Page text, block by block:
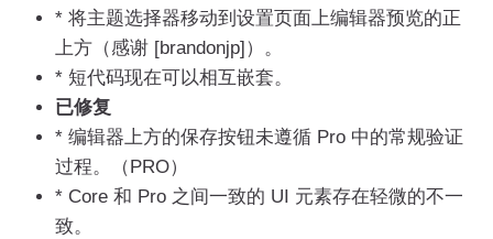
* 将主题选择器移动到设置页面上编辑器预览的正
上方（感谢 [brandonjp]）。
* 短代码现在可以相互嵌套。
已修复
* 编辑器上方的保存按钮未遵循 Pro 中的常规验证
过程。（PRO）
* Core 和 Pro 之间一致的 UI 元素存在轻微的不一
致。